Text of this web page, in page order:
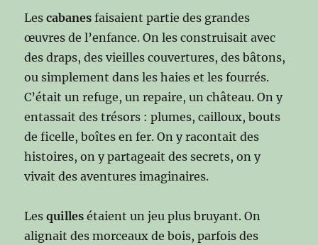
Lescabanes faisaient partie des grandes
œuvres de l’enfance. On les construisait avec
des draps, des vieilles couvertures, des bâtons,
ou simplement dans les haies et les fourrés.
C’était un refuge, un repaire, un château. On y
entassait des trésors : plumes, cailloux, bouts
de ficelle, boîtes en fer. On y racontait des
histoires, on y partageait des secrets, on y
vivait des aventures imaginaires.
Lesquilles étaient un jeu plus bruyant. On
alignait des morceaux de bois, parfois des